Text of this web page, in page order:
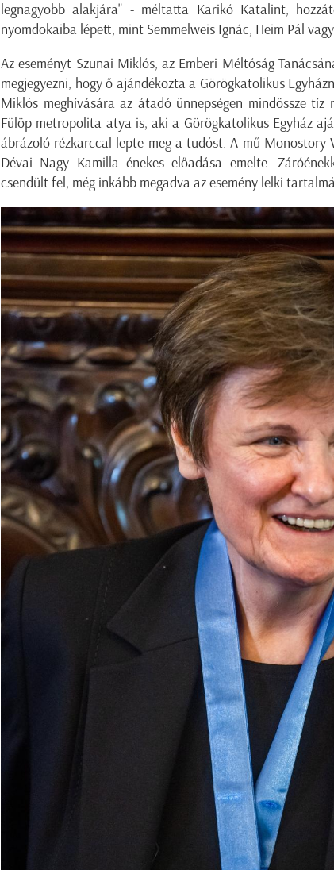
legnagyobb alakjára" - méltatta Karikó Katalint,
nyomdokaiba lépett, mint Semmelweis Ignác, Heim Pál
Az eseményt Szunai Miklós, az Emberi Méltóság
megjegyezni, hogy ő ajándékozta a Görögkatolikus
Miklós meghívására az átadó ünnepségen mindössze
Fülöp metropolita atya is, aki a Görögkatolikus Egyház
ábrázoló rézkarccal lepte meg a tudóst. A mű Monostory
Dévai Nagy Kamilla énekes előadása emelte.
csendült fel, még inkább megadva az esemény lelki